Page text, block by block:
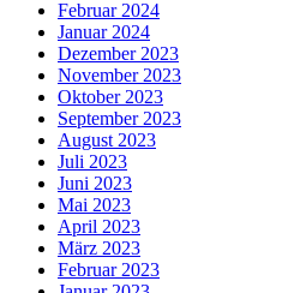
Februar 2024
Januar 2024
Dezember 2023
November 2023
Oktober 2023
September 2023
August 2023
Juli 2023
Juni 2023
Mai 2023
April 2023
März 2023
Februar 2023